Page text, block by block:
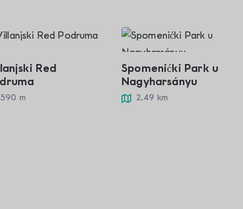
Red
590 m
Spomenićki Park u
Nagyharsányu
2.49 km